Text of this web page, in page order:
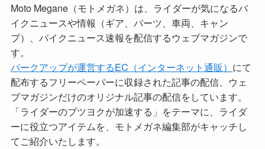
Moto Megane（モトメガネ）は、ライダーが気になるバ
イクニュースや情報（ギア、パーツ、車両、キャン
プ）、バイクニュース速報を配信するウェブマガジンで
す。
パークアップが運営するEC（インターネット通販） にて
配布するフリーペーパーに収録された記事の配信、ウェ
ブマガジンだけのオリジナル記事の配信をしています。
「ライダーのブツヨクが加速する」をテーマに、ライダ
ーに役立つアイテムを、モトメガネ編集部がキャッチし
てご紹介いたします。